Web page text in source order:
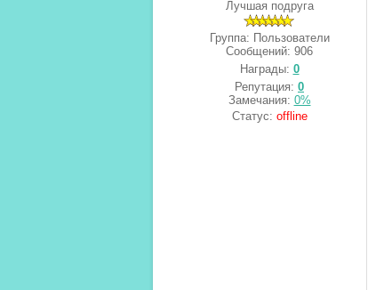
Лучшая подруга
Группа: Пользователи
Сообщений: 906
Награды: 0
Репутация: 0
Замечания: 0%
Статус: offline